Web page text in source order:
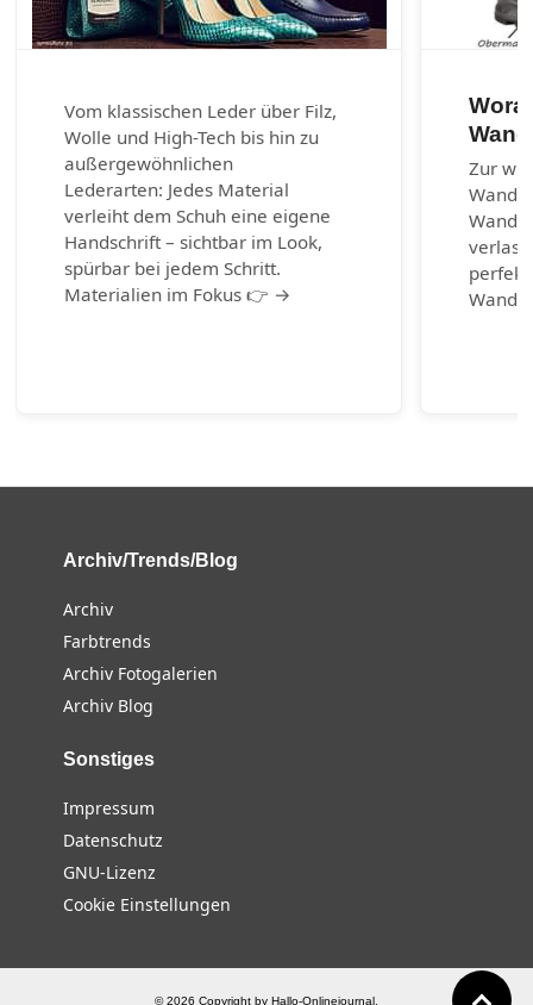
Vom klassischen Leder über Filz,
Wolle und High-Tech bis hin zu
außergewöhnlichen
Lederarten: Jedes Material
verleiht dem Schuh eine eigene
Handschrift – sichtbar im Look,
spürbar bei jedem Schritt.
Materialien im Fokus 👉 →
Zur
perfekt
Archiv/Trends/Blog
Archiv
Farbtrends
Archiv Fotogalerien
Archiv Blog
Sonstiges
Impressum
Datenschutz
GNU-Lizenz
Cookie Einstellungen
© 2026 Copyright by Hallo-Onlinejournal.